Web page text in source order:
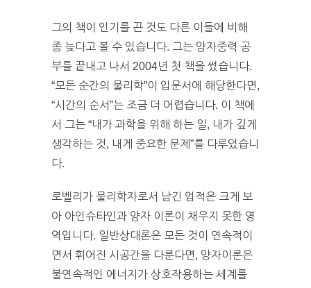
그의 책이 인기를 끈 것도 다른 이들에 비해
좀 늦다고 볼 수 있습니다. 그는 양자중력 공
부를 끝내고 나서 2004년 첫 책을 썼습니다.
“모든 순간의 물리학”이 입문서에 해당한다면,
“시간의 순서”는 조금 더 어렵습니다. 이 책에
서 그는 “내가 과학을 위해 하는 일, 내가 깊게
생각하는 것, 내게 중요한 문제”를 다루었습니
다.
로벨리가 물리학자로서 남긴 업적은 크게 보
아 아인슈타인과 양자 이론이 채우지 못한 영
역입니다. 일반상대론은 모든 것이 연속적이
면서 휘어진 시공간을 다룬다면, 양자이론은
불연속적인 에너지가 상호작용하는 세계를